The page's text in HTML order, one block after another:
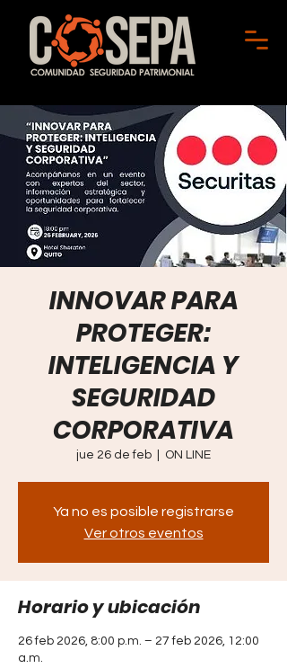
INNOVAR PARA
PROTEGER:
INTELIGENCIA Y
SEGURIDAD
CORPORATIVA
jue 26 de feb ON LINE
Ya no es posible registrarse
Ver otros eventos
Horario y ubicación
26 feb 2026, 8:00 p.m. – 27 feb 2026, 12:00
a.m.